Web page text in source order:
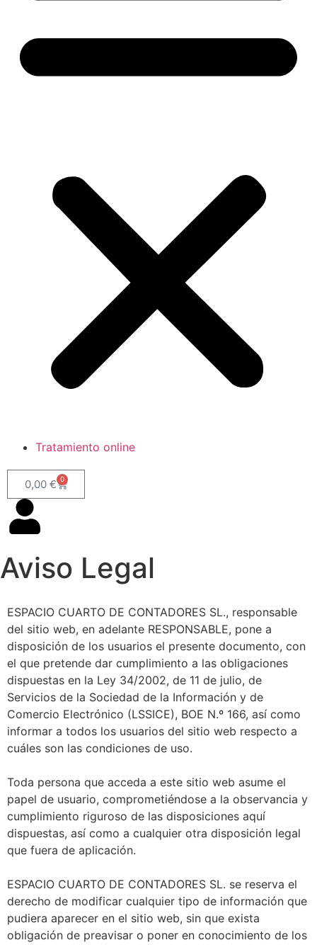
Tratamiento online
0,00 € 0
Aviso Legal
ESPACIO CUARTO DE CONTADORES SL., responsable
del sitio web, en adelante RESPONSABLE, pone a
disposición de los usuarios el presente documento, con
el que pretende dar cumplimiento a las obligaciones
dispuestas en la Ley 34/2002, de 11 de julio, de
Servicios de la Sociedad de la Información y de
Comercio Electrónico (LSSICE), BOE N.º 166, así como
informar a todos los usuarios del sitio web respecto a
cuáles son las condiciones de uso.
Toda persona que acceda a este sitio web asume el
papel de usuario, comprometiéndose a la observancia y
cumplimiento riguroso de las disposiciones aquí
dispuestas, así como a cualquier otra disposición legal
que fuera de aplicación.
ESPACIO CUARTO DE CONTADORES SL. se reserva el
derecho de modificar cualquier tipo de información que
pudiera aparecer en el sitio web, sin que exista
obligación de preavisar o poner en conocimiento de los